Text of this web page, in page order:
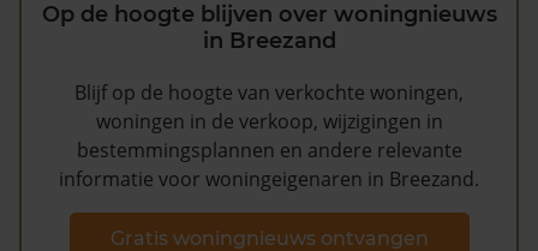
Op de hoogte blijven over woningnieuws
in Breezand
Blijf op de hoogte van verkochte woningen,
woningen in de verkoop, wijzigingen in
bestemmingsplannen en andere relevante
informatie voor woningeigenaren in Breezand.
Gratis woningnieuws ontvangen